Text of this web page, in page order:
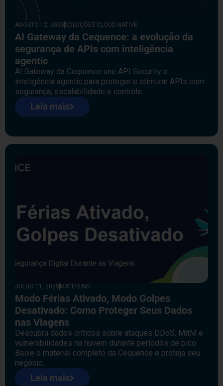
AGOSTO 12, 2025 SOLUÇÕES CLOUD-NATIVE
AI Gateway da Cequence: a evolução da
segurança de APIs com inteligência
agentic
AI Gateway da Cequence une API Security e
inteligência agentic para proteger e otimizar APIs com
segurança, escalabilidade e controle.
Leia mais
JULHO 11, 2025 MATERIAIS
Modo Férias Ativado, Modo Golpes
Desativado: Como Proteger Seus Dados
nas Viagens
Descubra dados críticos sobre ataques DDoS, MitM e
vulnerabilidades na nuvem durante períodos de pico.
Baixe o material completo da Cequence e proteja seu
negócio.
Leia mais